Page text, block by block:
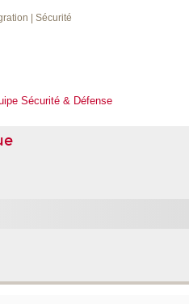
| Sécurité
Sécurité & Défense